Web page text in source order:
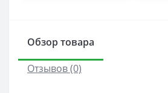
Обзор товара
Отзывов (0)